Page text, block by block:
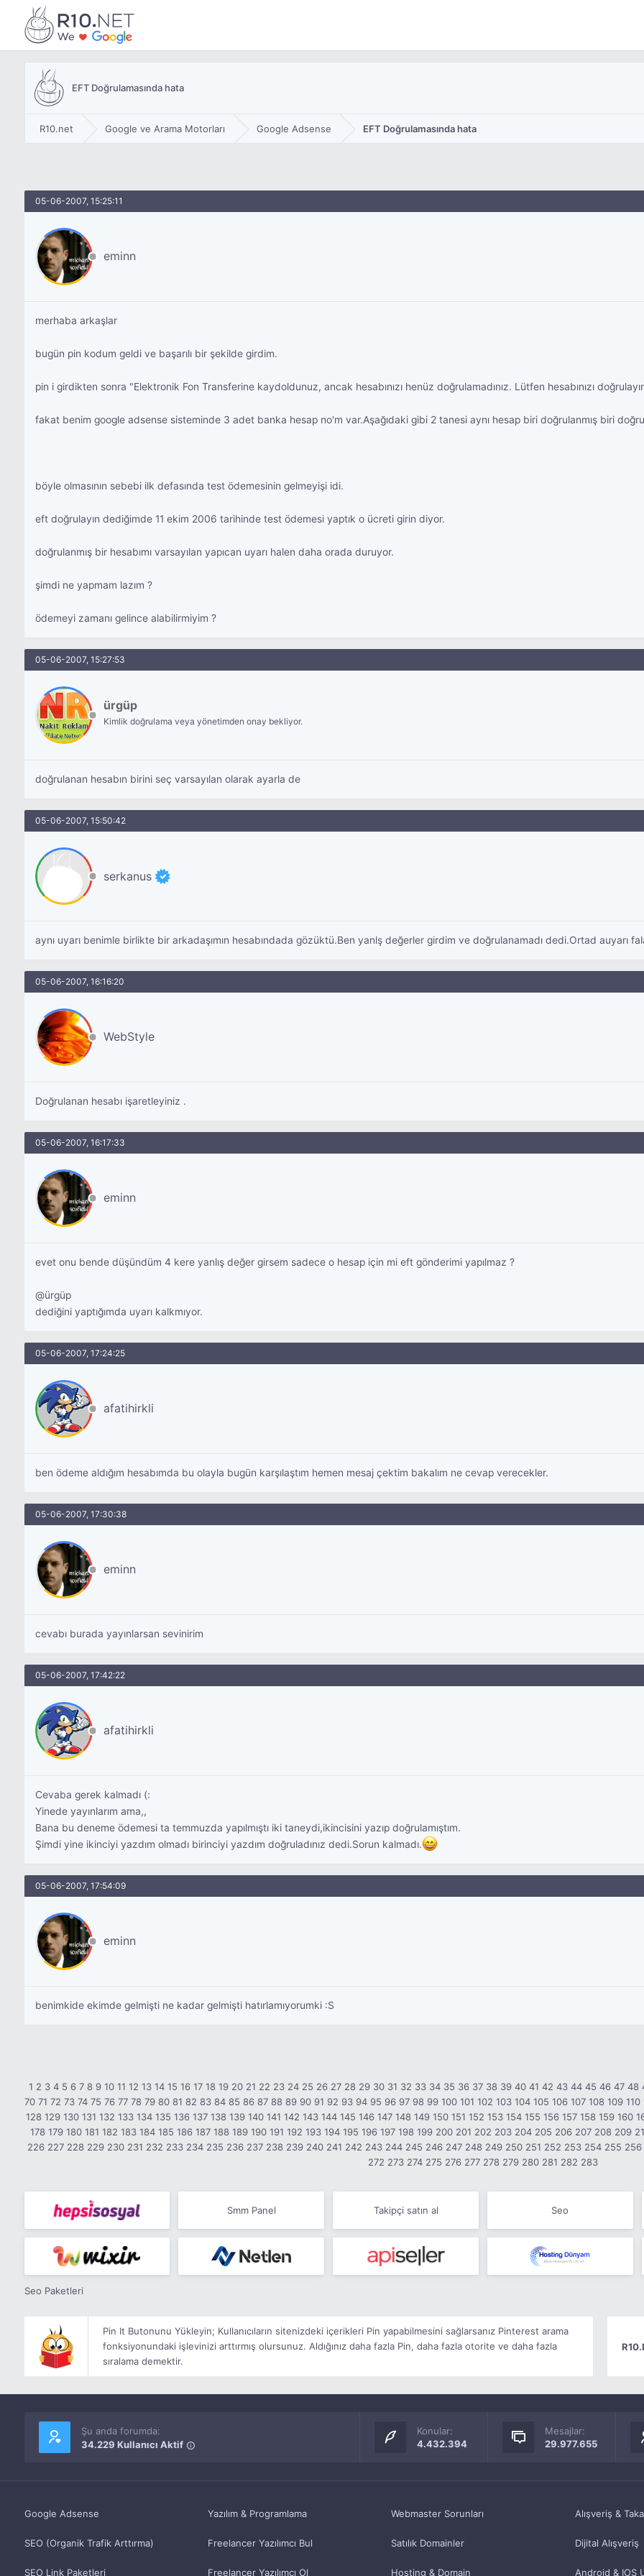
EFT Doğrulamasında hata
R10.net Google ve Arama Motorları Google Adsense EFT Doğrulamasında hata
05-06-2007, 15:25:11
eminn
merhaba arkaşlar
bugün pin kodum geldi ve başarılı bir şekilde girdim.
pin i girdikten sonra "Elektronik Fon Transferine kaydoldunuz, ancak hesabınızı henüz doğrulamadınız. Lütfen hesabınızı
fakat benim google adsense sisteminde 3 adet banka hesap no'm var.Aşağıdaki gibi 2 tanesi aynı hesap biri doğrulanmış biri
böyle olmasının sebebi ilk defasında test ödemesinin gelmeyişi idi.
eft doğrulayın dediğimde 11 ekim 2006 tarihinde test ödemesi yaptık o ücreti girin diyor.
doğrulanmış bir hesabımı varsayılan yapıcan uyarı halen daha orada duruyor.
şimdi ne yapmam lazım ?
ödemeyi zamanı gelince alabilirmiyim ?
05-06-2007, 15:27:53
ürgüp
Kimlik doğrulama veya yönetimden onay bekliyor.
doğrulanan hesabın birini seç varsayılan olarak ayarla de
05-06-2007, 15:50:42
serkanus
aynı uyarı benimle birlikte bir arkadaşımın hesabındada gözüktü.Ben yanlş değerler girdim ve doğrulanamadı dedi.Ortad auyarı
05-06-2007, 16:16:20
WebStyle
Doğrulanan hesabı işaretleyiniz .
05-06-2007, 16:17:33
eminn
evet onu bende düşündüm 4 kere yanlış değer girsem sadece o hesap için mi eft gönderimi yapılmaz ?
@ürgüp
dediğini yaptığımda uyarı kalkmıyor.
05-06-2007, 17:24:25
afatihirkli
ben ödeme aldığım hesabımda bu olayla bugün karşılaştım hemen mesaj çektim bakalım ne cevap verecekler.
05-06-2007, 17:30:38
eminn
cevabı burada yayınlarsan sevinirim
05-06-2007, 17:42:22
afatihirkli
Cevaba gerek kalmadı (:
Yinede yayınlarım ama,,
Bana bu deneme ödemesi ta temmuzda yapılmıştı iki taneydi,ikincisini yazıp doğrulamıştım.
Şimdi yine ikinciyi yazdım olmadı birinciyi yazdım doğruladınız dedi.Sorun kalmadı.
05-06-2007, 17:54:09
eminn
benimkide ekimde gelmişti ne kadar gelmişti hatırlamıyorumki :S
1 2 3 4 5 6 7 8 9 10 11 12 13 14 15 16 17 18 19 20 21 22 23 24 25 26 27 28 29 30 31 32 33 34 35 36 37 38 39 40 41 42 43 44 45 46 47 48
70 71 72 73 74 75 76 77 78 79 80 81 82 83 84 85 86 87 88 89 90 91 92 93 94 95 96 97 98 99 100 101 102 103 104 105 106 107 108 109 110
128 129 130 131 132 133 134 135 136 137 138 139 140 141 142 143 144 145 146 147 148 149 150 151 152 153 154 155 156 157 158 159 160
178 179 180 181 182 183 184 185 186 187 188 189 190 191 192 193 194 195 196 197 198 199 200 201 202 203 204 205 206 207 208 209
226 227 228 229 230 231 232 233 234 235 236 237 238 239 240 241 242 243 244 245 246 247 248 249 250 251 252 253 254 255 256
272 273 274 275 276 277 278 279 280 281 282 283
Smm Panel Takipçi satın al Seo
Seo Paketleri
Pin It Butonunu Yükleyin; Kullanıcıların sitenizdeki içerikleri Pin yapabilmesini sağlarsanız Pinterest arama
fonksiyonundaki işlevinizi arttırmış olursunuz. Aldığınız daha fazla Pin, daha fazla otorite ve daha fazla
sıralama demektir.
Şu anda forumda:
34.229 Kullanıcı Aktif
Konular:
4.432.394
Mesajlar:
29.977.655
Google Adsense
SEO (Organik Trafik Arttırma)
SEO Link Paketleri
Yazılım & Programlama
Freelancer Yazılımcı Bul
Freelancer Yazılımcı Ol
Webmaster Sorunları
Satılık Domainler
Hosting & Domain
Alışveriş &
Dijital Alışveriş
Android & IOS